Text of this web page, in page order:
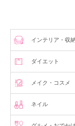
インテリア・収
ダイエット
メイク・コスメ
ネイル